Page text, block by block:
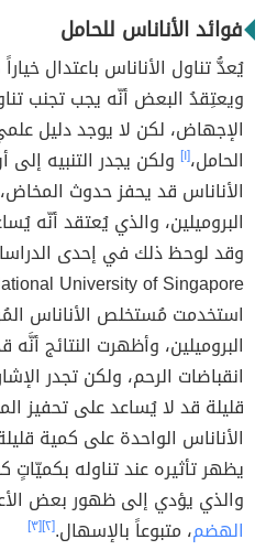
فوائد الأناناس للحامل
يُعدُّ تناول الأناناس باعتدال
ويعتِقدُ البعض أنّه يجب تجنب
الإجهاض، لكن لا يوجد دليل
الحامل،[١] ولكن يجدر التنبيه
الأناناس قد يحفز حدوث
البروميلين، والذي يُعتقد أنّه
وقد لوحظ ذلك في إحدى
استخدمت مُستخلص الأناناس
البروميلين، وأظهرت النتائج
انقباضات الرحم، ولكن تجدر
قليلة قد لا يُساعد على تحفيز
الأناناس الواحدة على كمية
والذي يؤدي إلى ظهور بعض
الهضم، متبوعاً بالإسهال.[٢] [٣]